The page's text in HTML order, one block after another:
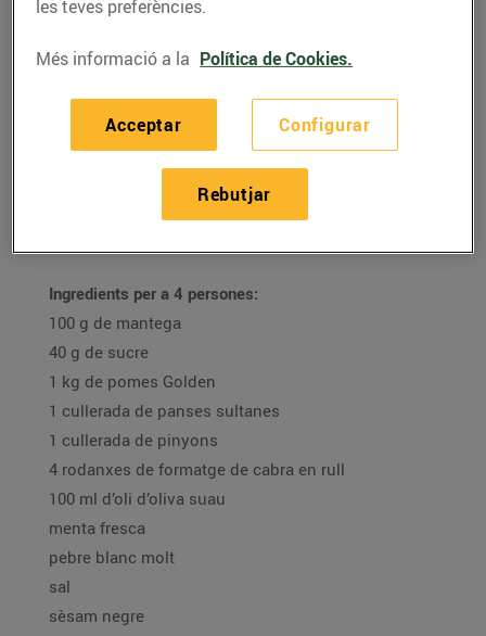
formatge de cabra i
menta
16/de desembre/2020
Recepta de timbal de poma carame·litzada amb
Ingredients per a 4 persones:
100 g de mantega
40 g de sucre
1 kg de pomes Golden
1 cullerada de panses sultanes
1 cullerada de pinyons
4 rodanxes de formatge de cabra en rull
100 ml d’oli d’oliva suau
menta fresca
pebre blanc molt
sal
sèsam negre
les teves preferències.
Més informació a la Política de Cookies.
Configurar
Rebutjar
Acceptar